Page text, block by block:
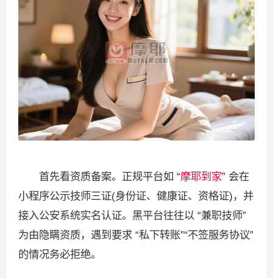
首先看资质备案。正规平台如 “摩耶到家” 会在
小程序公示技师三证(身份证、健康证、资格证)，并
接入公安系统实名认证。黑平台往往以 “兼职技师”
为由隐瞒资质，遇到要求 “私下转账”“不签服务协议”
的情况务必拒绝。